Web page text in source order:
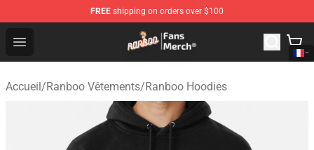
FREE shipping on orders over $100
Open menu
Ranboo Store - Official Ranboo Merchandise Shop
Accueil/Ranboo Vêtements/Ranboo Hoodies